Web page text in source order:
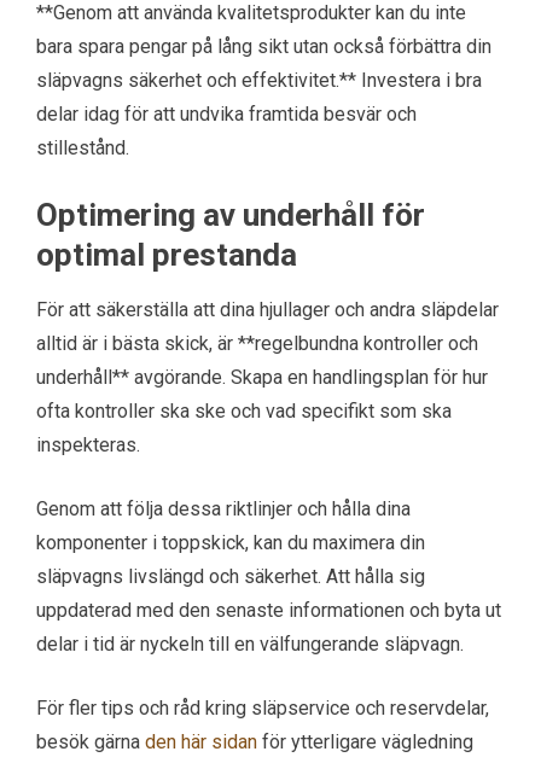
**Genom att använda kvalitetsprodukter kan du inte
bara spara pengar på lång sikt utan också förbättra din
släpvagns säkerhet och effektivitet.** Investera i bra
delar idag för att undvika framtida besvär och
stillestånd.
Optimering av underhåll för
optimal prestanda
För att säkerställa att dina hjullager och andra släpdelar
alltid är i bästa skick, är **regelbundna kontroller och
underhåll** avgörande. Skapa en handlingsplan för hur
ofta kontroller ska ske och vad specifikt som ska
inspekteras.
Genom att följa dessa riktlinjer och hålla dina
komponenter i toppskick, kan du maximera din
släpvagns livslängd och säkerhet. Att hålla sig
uppdaterad med den senaste informationen och byta ut
delar i tid är nyckeln till en välfungerande släpvagn.
För fler tips och råd kring släpservice och reservdelar,
besök gärna den här sidan för ytterligare vägledning